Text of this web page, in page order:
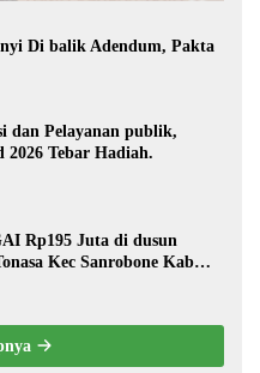
Di balik Adendum, Pakta
dan Pelayanan publik,
2026 Tebar Hadiah.
Rp195 Juta di dusun
Kec Sanrobone Kab